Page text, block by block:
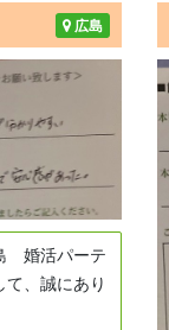
広島
婚活パーテ
て、誠にあり